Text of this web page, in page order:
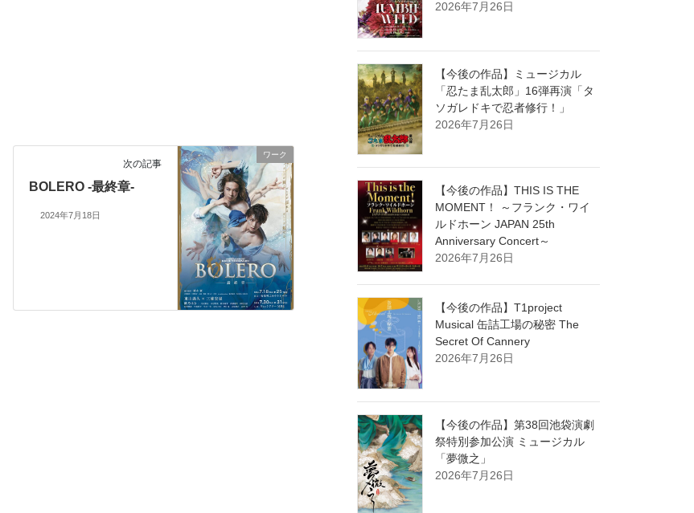
ワーク
次の記事
BOLERO -最終章-
2024年7月18日
2026年7月26日
【今後の作品】ミュージカル
「忍たま乱太郎」16弾再演「タ
ソガレドキで忍者修行！」
2026年7月26日
【今後の作品】THIS IS THE
MOMENT！ ～フランク・ワイ
ルドホーン JAPAN 25th
Anniversary Concert～
2026年7月26日
【今後の作品】T1project
Musical 缶詰工場の秘密 The
Secret Of Cannery
2026年7月26日
【今後の作品】第38回池袋演劇
祭特別参加公演 ミュージカル
「夢微之」
2026年7月26日